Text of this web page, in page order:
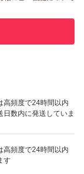
ります
高頻度で24時間以内
日数内に発送していま
高頻度で24時間以内
す
いね！